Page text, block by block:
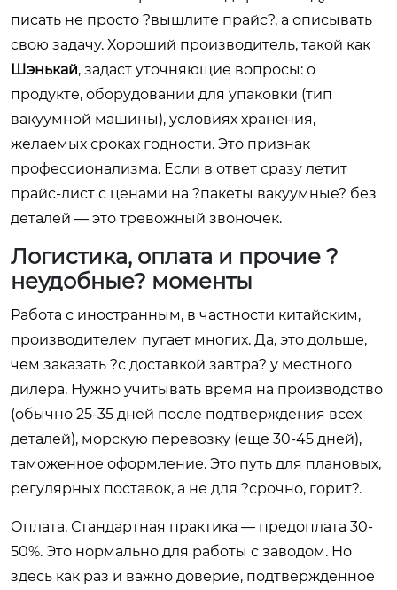
писать не просто ?вышлите прайс?, а описывать
свою задачу. Хороший производитель, такой как
Шэнькай, задаст уточняющие вопросы: о
продукте, оборудовании для упаковки (тип
вакуумной машины), условиях хранения,
желаемых сроках годности. Это признак
профессионализма. Если в ответ сразу летит
прайс-лист с ценами на ?пакеты вакуумные? без
деталей — это тревожный звоночек.
Логистика, оплата и прочие ?
неудобные? моменты
Работа с иностранным, в частности китайским,
производителем пугает многих. Да, это дольше,
чем заказать ?с доставкой завтра? у местного
дилера. Нужно учитывать время на производство
(обычно 25-35 дней после подтверждения всех
деталей), морскую перевозку (еще 30-45 дней),
таможенное оформление. Это путь для плановых,
регулярных поставок, а не для ?срочно, горит?.
Оплата. Стандартная практика — предоплата 30-
50%. Это нормально для работы с заводом. Но
здесь как раз и важно доверие, подтвержденное